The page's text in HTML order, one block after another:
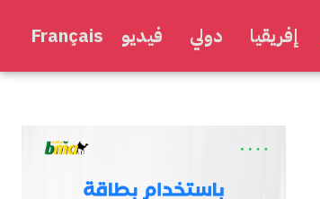
إفريقيا دولي فيديو Français